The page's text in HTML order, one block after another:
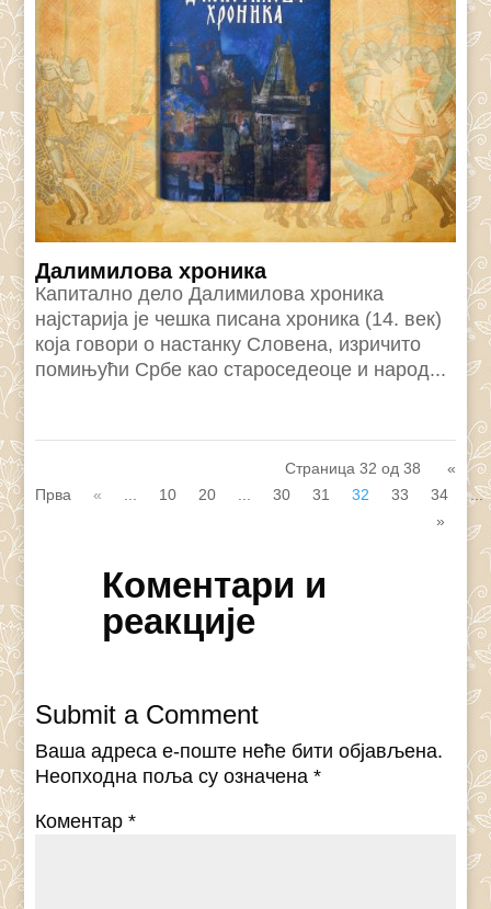
Далимилова хроника
Капитално дело Далимилова хроника
најстарија је чешка писана хроника (14. век)
која говори о настанку Словена, изричито
помињући Србе као староседеоце и народ...
Страница 32 од 38
«
Прва
« ... 10 20 ... 30 31 32 33 34
...
»
Коментари и
реакције
Submit a Comment
Ваша адреса е-поште неће бити објављена.
Неопходна поља су означена*
Коментар*